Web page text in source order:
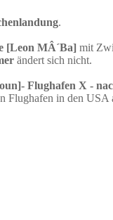
.
[Leon MÂ´Ba] mit
ändert sich nicht.
Flughafen X -
Flughafen in den USA